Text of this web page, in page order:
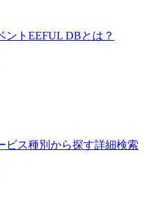
ント EEFUL DBとは？
ビス種別から探す詳細検索